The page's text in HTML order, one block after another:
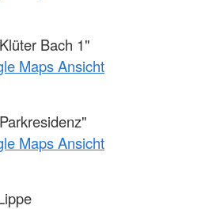
Bach 1"
Maps Ansicht
Maps Ansicht